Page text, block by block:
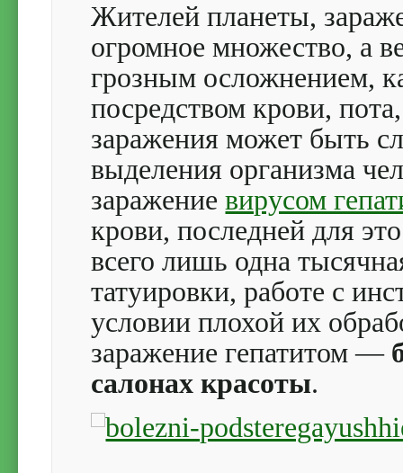
Жителей планеты,
огромное множество, а
грозным осложнением,
посредством крови,
заражения может быть
выделения организма
заражениевирусом
крови, последней для
всего лишь одна
татуировки, работе с
условии плохой их
заражение гепатитом —
салонах красоты.